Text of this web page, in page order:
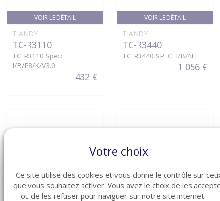
VOIR LE DÉTAIL
TIANDY
TC-R3110
TC-R3110 Spec:
I/B/P8/K/V3.0
432 €
VOIR LE DÉTAIL
TIANDY
TC-R3440
TC-R3440 SPEC: I/B/N
1 056 €
Votre choix
Ce site utilise des cookies et vous donne le contrôle sur
que vous souhaitez activer. Vous avez le choix de les
ou de les refuser pour naviguer sur notre site internet.